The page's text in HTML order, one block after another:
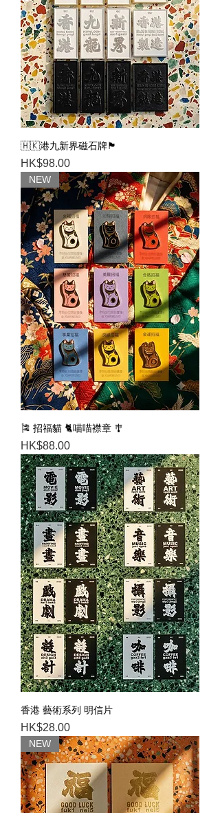
🇭🇰港九新界磁石牌🏴
Price
HK$98.00
NEW
🎏 招福貓 🐈喵喵襟章 🎐
Price
HK$88.00
香港 藝術系列 明信片
Price
HK$28.00
NEW